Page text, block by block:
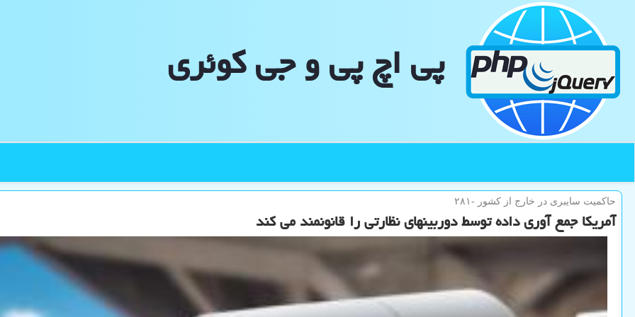
پی اچ پی و جی كوئری
حاكمیت سایبری در خارج از كشور -۲۸۱
آمریکا جمع آوری داده توسط دوربینهای نظارتی را قانونمند می کند